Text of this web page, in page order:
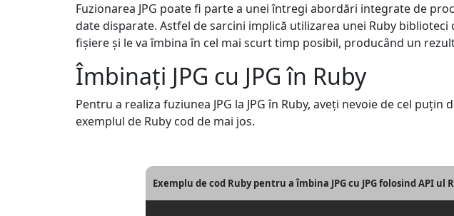
Fuzionarea JPG poate fi parte a unei întregi abordări integrate de
date disparate. Astfel de sarcini implică utilizarea unei Ruby biblioteci
fișiere și le va îmbina în cel mai scurt timp posibil, producând un
Îmbinați JPG cu JPG în Ruby
Pentru a realiza fuziunea JPG la JPG în Ruby, aveți nevoie de cel
exemplul de Ruby cod de mai jos.
Exemplu de cod Ruby pentru a îmbina JPG cu JPG folosind API ul